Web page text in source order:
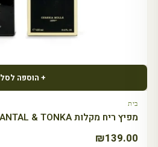
+ הוספה לסל
בית
מפיץ ריח מקלות SANTAL & TONKA
₪139.00